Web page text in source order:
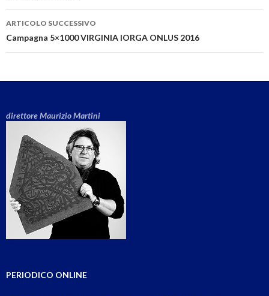
ARTICOLO SUCCESSIVO
Campagna 5×1000 VIRGINIA IORGA ONLUS 2016
direttore Maurizio Martini
PERIODICO ONLINE